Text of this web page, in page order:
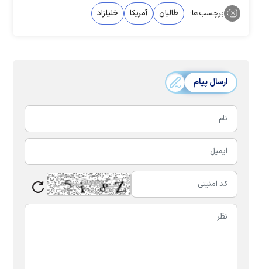
برچسب‌ها: طالبان آمریکا خلیلزاد
ارسال پیام